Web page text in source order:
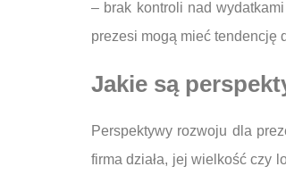
– brak kontroli nad
prezesi mogą mieć tendencję
Jakie są
Perspektywy rozwoju dla
firma działa, jej wielkość czy